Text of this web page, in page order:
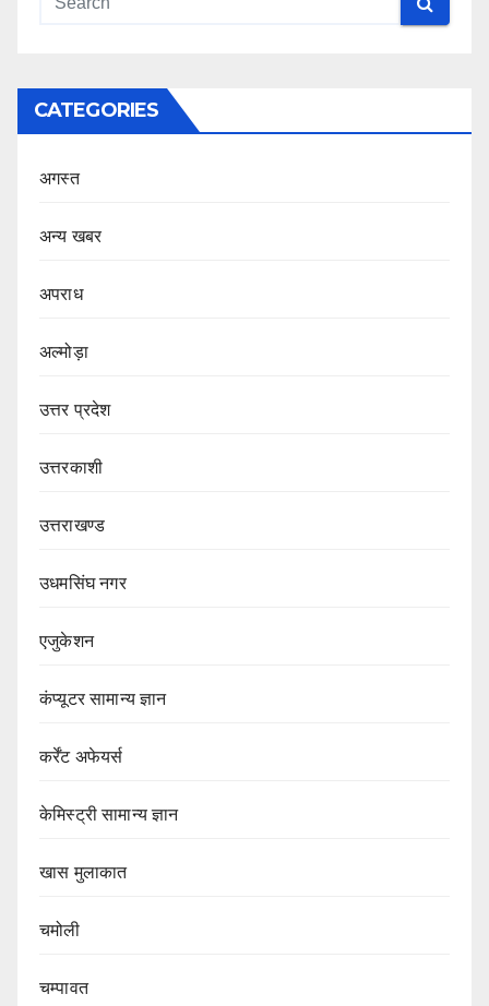
CATEGORIES
अगस्त
अन्य खबर
अपराध
अल्मोड़ा
उत्तर प्रदेश
उत्तरकाशी
उत्तराखण्ड
उधमसिंघ नगर
एजुकेशन
कंप्यूटर सामान्य ज्ञान
कर्रेंट अफेयर्स
केमिस्ट्री सामान्य ज्ञान
खास मुलाकात
चमोली
चम्पावत